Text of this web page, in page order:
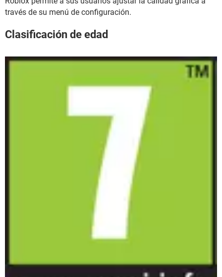
través de su menú de configuración.
Clasificación de edad